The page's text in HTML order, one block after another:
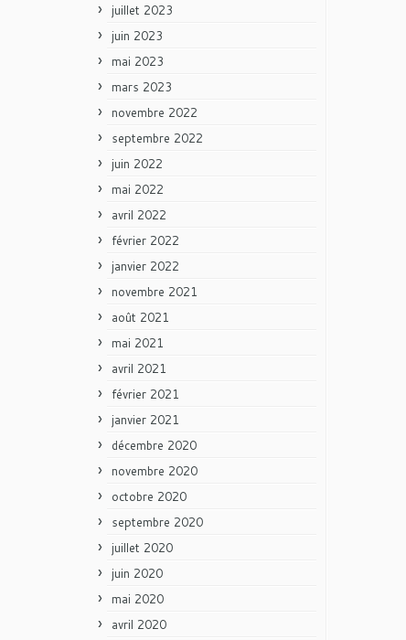
juillet 2023
juin 2023
mai 2023
mars 2023
novembre 2022
septembre 2022
juin 2022
mai 2022
avril 2022
février 2022
janvier 2022
novembre 2021
août 2021
mai 2021
avril 2021
février 2021
janvier 2021
décembre 2020
novembre 2020
octobre 2020
septembre 2020
juillet 2020
juin 2020
mai 2020
avril 2020